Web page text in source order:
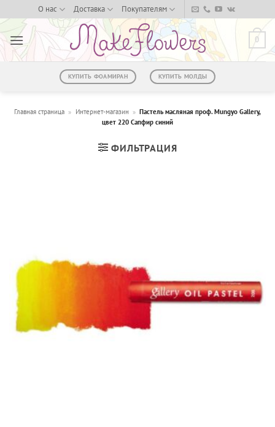
to
content
О нас Доставка Покупателям
0
КУПИТЬ ФОАМИРАН КУПИТЬ МОЛДЫ
Главная страница » Интернет-магазин » Пастель масляная проф. Mungyo Gallery,
цвет 220 Сапфир синий
ФИЛЬТРАЦИЯ